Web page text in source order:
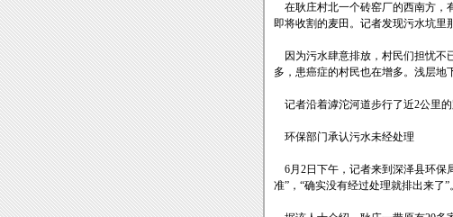
在耿庄村北一个砖窑厂的西南方，
即将收割的麦田。记者发现污水坑里
因为污水肆意排放，村民们担忧不
多，患癌症的村民也在增多。浅层地
记者沿着滹沱河道步行了近2公里
环保部门承认污水未经处理
6月2日下午，记者来到深泽县环保
准”，“确实没有经过处理就排出来了”。